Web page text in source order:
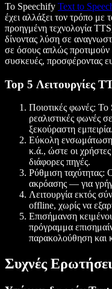
Το Speechify Text to
έχει αλλάξει τον τρόπο με
προηγμένη τεχνολογία
δίνοντας λύση σε
σε όσους απλώς προτιμούν
συσκευές, προσφέροντας
Top 5 Λειτουργίες
Ποιοτικές φωνές: Το
ρεαλιστικές φωνές
ξεκούραστη εμπειρία.
Εύκολη ενσωμάτωση
κ.ά., ώστε οι
διάφορες πηγές.
Ρύθμιση ταχύτητας:
ακρόασης — για
Λειτουργία εκτός
offline, χωρίς να
Επισήμανση
πρόγραμμα
παρακολούθηση και
Συχνές